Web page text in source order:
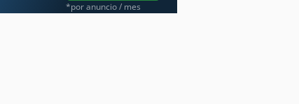
*por anuncio / mes